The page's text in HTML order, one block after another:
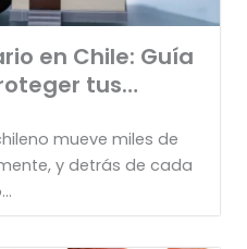
en Chile: Guía
tus
mueve miles de
y detrás de cada